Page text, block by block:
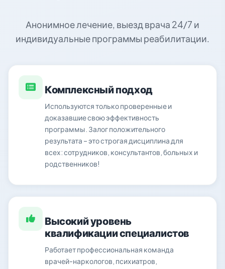
Анонимное лечение, выезд врача 24/7 и
индивидуальные программы реабилитации.
Комплексный подход
Используются только проверенные и
доказавшие свою эффективность
программы. Залог положительного
результата – это строгая дисциплина для
всех: сотрудников, консультантов, больных и
родственников!
Высокий уровень
квалификации специалистов
Работает профессиональная команда
врачей-наркологов, психиатров,